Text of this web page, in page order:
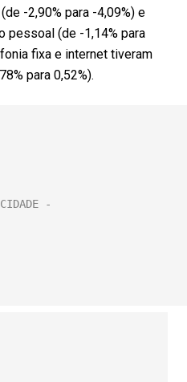
-2,90% para -4,09%) e
pessoal (de -1,14% para
fixa e internet tiveram
para 0,52%).